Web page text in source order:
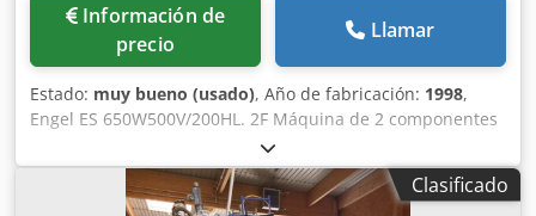
Información de
precio
Llamar
Estado: muy bueno (usado), Año de fabricación: 1998,
Engel ES 650W500V/200HL. 2F Máquina de 2 componentes
 Sin marco  Fuerza de cierre: 2000 kN  Diámetro del
husillo, agregado 1: 45 mm, agregado 2: 45 mm  Volumen
máximo de inyección, agregado 1: 226 cm³, agregado 2:
Clasificado